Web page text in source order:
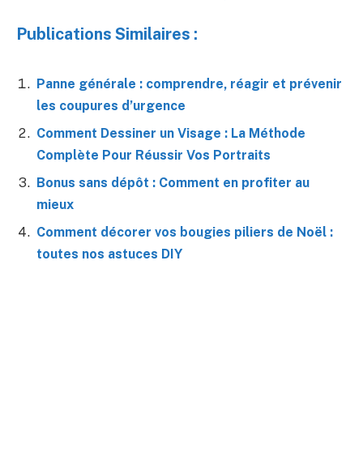
Publications Similaires :
Panne générale : comprendre, réagir et prévenir
les coupures d’urgence
Comment Dessiner un Visage : La Méthode
Complète Pour Réussir Vos Portraits
Bonus sans dépôt : Comment en profiter au
mieux
Comment décorer vos bougies piliers de Noël :
toutes nos astuces DIY